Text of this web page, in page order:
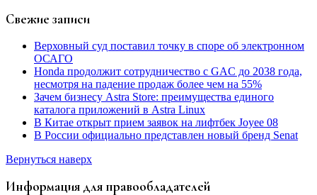
Свежие записи
Верховный суд поставил точку в споре об электронном
ОСАГО
Honda продолжит сотрудничество с GAC до 2038 года,
несмотря на падение продаж более чем на 55%
Зачем бизнесу Astra Store: преимущества единого
каталога приложений в Astra Linux
В Китае открыт прием заявок на лифтбек Joyee 08
В России официально представлен новый бренд Senat
Вернуться наверх
Информация для правообладателей